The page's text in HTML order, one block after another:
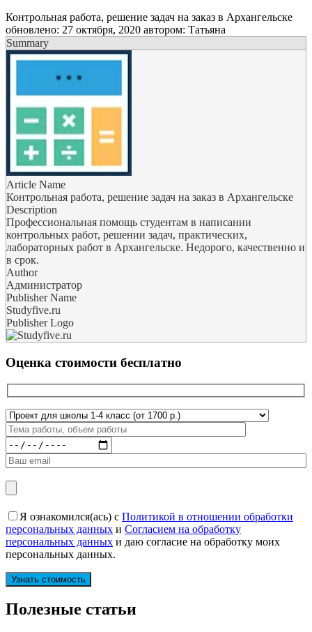
Контрольная работа, решение задач на заказ в Архангельске
обновлено: 27 октября, 2020 автором: Татьяна
Summary
Article Name
Контрольная работа, решение задач на заказ в Архангельске
Description
Профессиональная помощь студентам в написании
контрольных работ, решении задач, практических,
лабораторных работ в Архангельске. Недорого, качественно и
в срок.
Author
Администратор
Publisher Name
Studyfive.ru
Publisher Logo
Оценка стоимости бесплатно
Я ознакомился(ась) с Политикой в отношении обработки
персональных данных и Согласием на обработку
персональных данных и даю согласие на обработку моих
персональных данных.
Полезные статьи